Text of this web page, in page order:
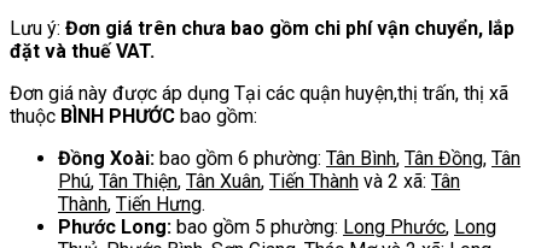
Lưu ý: Đơn giá trên chưa bao gồm chi phí vận chuyển, lắp
đặt và thuế VAT.
Đơn giá này được áp dụng Tại các quận huyện,thị trấn, thị xã
thuộc BÌNH PHƯỚC bao gồm:
Đồng Xoài: bao gồm 6 phường: Tân Bình, Tân Đồng, Tân
Phú, Tân Thiện, Tân Xuân, Tiến Thành và 2 xã: Tân
Thành, Tiến Hưng.
Phước Long: bao gồm 5 phường: Long Phước, Long